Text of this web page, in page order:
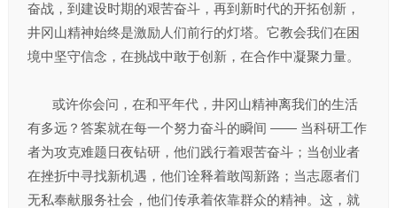
奋战，到建设时期的艰苦奋斗，再到新时代的开拓创新，
井冈山精神始终是激励人们前行的灯塔。它教会我们在困
境中坚守信念，在挑战中敢于创新，在合作中凝聚力量。​
或许你会问，在和平年代，井冈山精神离我们的生活
有多远？答案就在每一个努力奋斗的瞬间 —— 当科研工作
者为攻克难题日夜钻研，他们践行着艰苦奋斗；当创业者
在挫折中寻找新机遇，他们诠释着敢闯新路；当志愿者们
无私奉献服务社会，他们传承着依靠群众的精神。这，就